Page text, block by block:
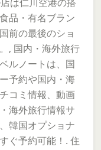
は仁川空港の搭
品・有名ブラン
前の最後のショ
, 国内・海外旅行
ルノートは、国
予約や国内・海
コミ情報、動画
海外旅行情報サ
韓国オプショナ
ぐ予約可能！. 住